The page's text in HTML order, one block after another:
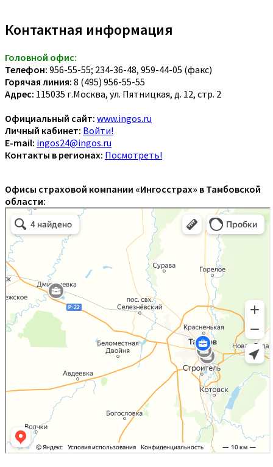
Контактная информация
Головной офис:
Телефон: 956-55-55; 234-36-48, 959-44-05 (факс)
Горячая линия: 8 (495) 956-55-55
Адрес: 115035 г.Москва, ул. Пятницкая, д. 12, стр. 2
Официальный сайт: www.ingos.ru
Личный кабинет: Войти!
E-mail: ingos24@ingos.ru
Контакты в регионах: Посмотреть!
Офисы страховой компании «Ингосстрах» в Тамбовской
области: